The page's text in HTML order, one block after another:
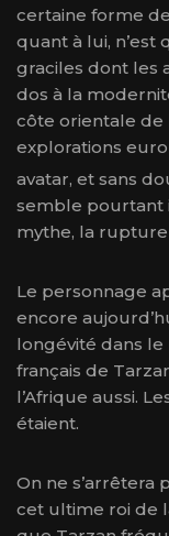
certaine forme
quant à lui, n’est
graciles dont les
dos à la
côte orientale de
explorations
avatar, et sans
semble pourtant
mythe, la
Le personnage
encore
longévité dans
français de
l’Afrique aussi.
étaient.
On ne s’arrêtera
cet ultime roi de